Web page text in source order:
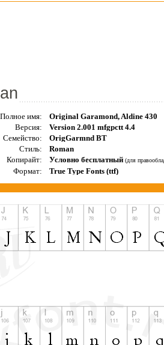
Полное имя:
Original Garamond, Aldine 430
Версия:
Version 2.001 mfgpctt 4.4
Семейство:
OrigGarmnd BT
Стиль:
Roman
Копирайт:
Условно бесплатный (для
Формат:
True Type Fonts (ttf)